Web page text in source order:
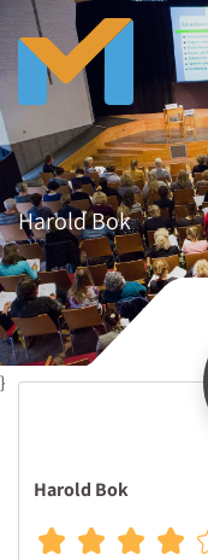
Harold Bok
}
Harold Bok